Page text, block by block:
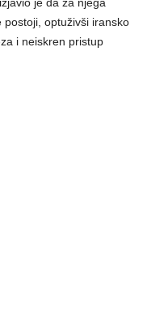
je da za njega
optuživši iransko
i neiskren pristup